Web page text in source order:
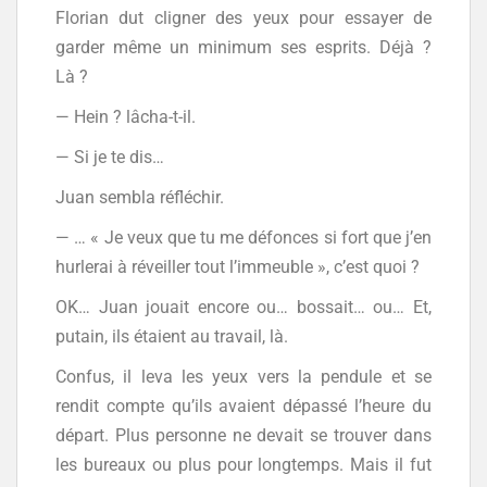
Florian dut cligner des yeux pour essayer de
garder même un minimum ses esprits. Déjà ?
Là ?
— Hein ? lâcha-t-il.
— Si je te dis…
Juan sembla réfléchir.
— … « Je veux que tu me défonces si fort que j’en
hurlerai à réveiller tout l’immeuble », c’est quoi ?
OK… Juan jouait encore ou… bossait… ou… Et,
putain, ils étaient au travail, là.
Confus, il leva les yeux vers la pendule et se
rendit compte qu’ils avaient dépassé l’heure du
départ. Plus personne ne devait se trouver dans
les bureaux ou plus pour longtemps. Mais il fut